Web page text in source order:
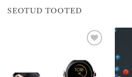
SEOTUD TOOTED
wishlist